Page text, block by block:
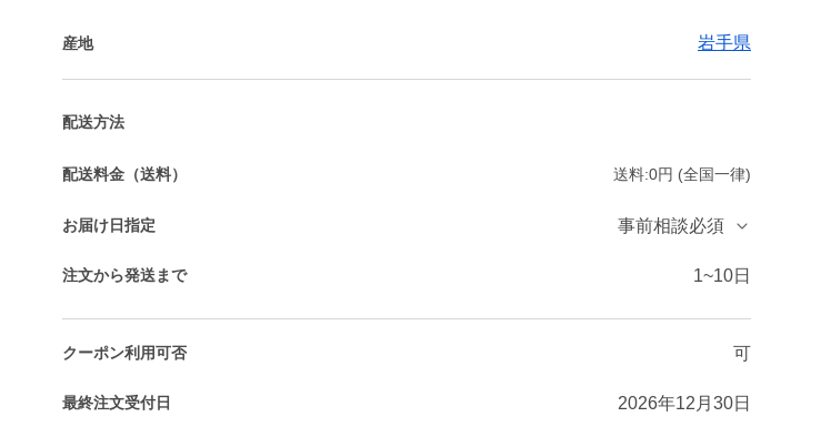
産地 岩手県
配送方法
配送料金（送料） 送料:0円 (全国一律)
お届け日指定 事前相談必須
注文から発送まで 1~10日
クーポン利用可否 可
最終注文受付日 2026年12月30日